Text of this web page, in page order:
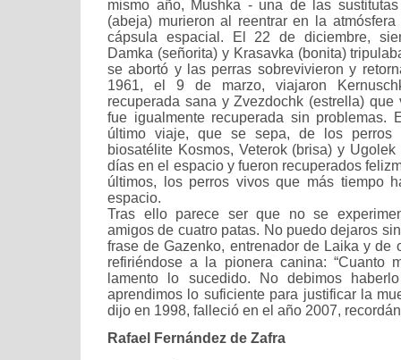
mismo año, Mushka - una de las
(abeja) murieron al reentrar en la
cápsula espacial. El 22 de diciembre,
Damka (señorita) y Krasavka (bonita)
se abortó y las perras sobrevivieron y
1961, el 9 de marzo, viajaron
recuperada sana y Zvezdochk (estrella)
fue igualmente recuperada sin problemas.
último viaje, que se sepa, de los
biosatélite Kosmos, Veterok (brisa) y
días en el espacio y fueron recuperados
últimos, los perros vivos que más tiempo
espacio.
Tras ello parece ser que no se
amigos de cuatro patas. No puedo dejaros
frase de Gazenko, entrenador de Laika y de
refiriéndose a la pionera canina: “Cuanto
lamento lo sucedido. No debimos
aprendimos lo suficiente para justificar la
dijo en 1998, falleció en el año 2007,
Rafael Fernández de Zafra